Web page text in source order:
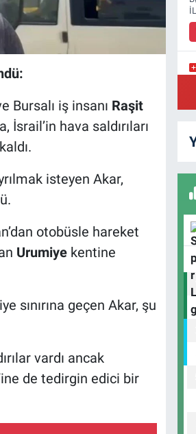
Bursalı iş insanı Raşit
İsrail’in hava saldırıları
isteyen Akar,
otobüsle hareket
Urumiyekentine
sınırına geçen Akar, şu
vardı ancak
de tedirgin edici bir